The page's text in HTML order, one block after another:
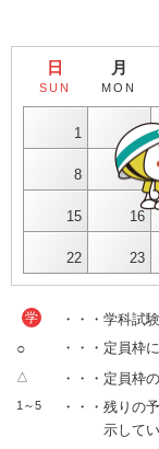
日
SUN
月
MON
1 2
8 9
15 16
22 23
学 ・・・学科試
○ ・・・定員枠
△ ・・・定員枠
1～5
・・・残りの
示してい